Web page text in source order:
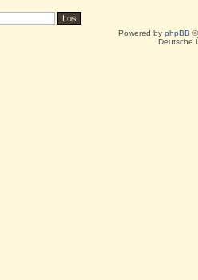
Powered by phpBB
Deutsche